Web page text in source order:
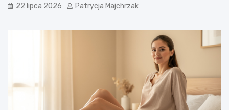
22 lipca 2026 Patrycja Majchrzak